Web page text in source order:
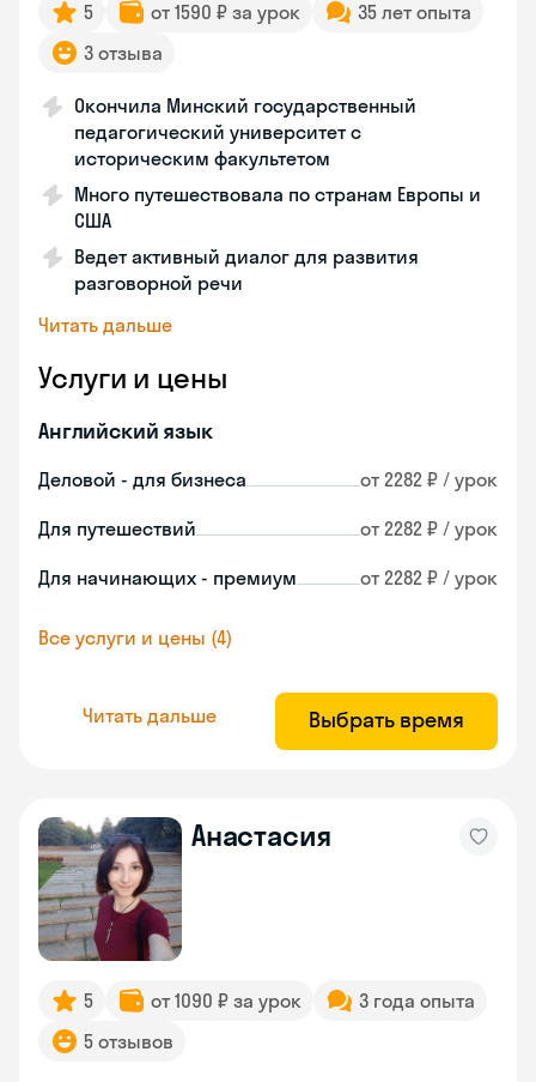
5 от 1590 ₽ за урок
35 лет опыта
3 отзыва
Окончила Минский государственный
педагогический университет с
историческим факультетом
Много путешествовала по странам Европы и
США
Ведет активный диалог для развития
разговорной речи
Читать дальше
Услуги и цены
Английский язык
Деловой - для бизнеса от 2282 ₽ / урок
Для путешествий от 2282 ₽ / урок
Для начинающих - премиум от 2282 ₽ / урок
Все услуги и цены (4)
Читать дальше Выбрать время
Анастасия
5 от 1090 ₽ за урок
3 года опыта
5 отзывов